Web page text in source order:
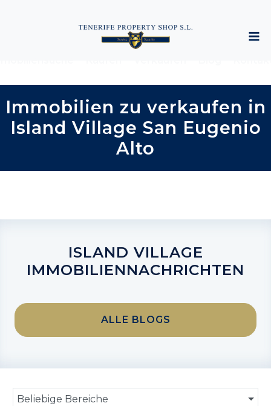
Immobilien zu verkaufen in
Island Village San Eugenio
Alto
ISLAND VILLAGE
IMMOBILIENNACHRICHTEN
ALLE BLOGS
Beliebige Bereiche